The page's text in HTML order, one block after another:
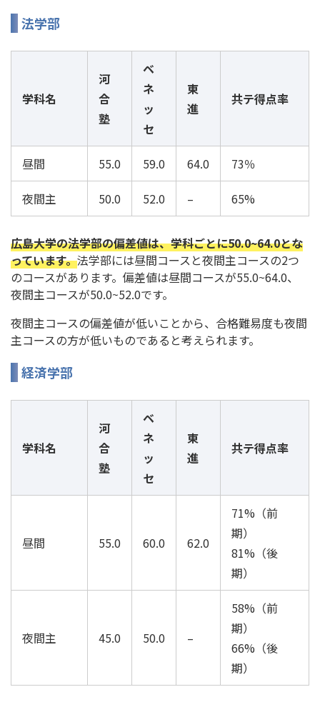
法学部
学科名
河
合
塾
ベ
ネ
ッ
セ
東
進
共テ得点率
昼間 55.0 59.0 64.0 73％
夜間主 50.0 52.0 – 65%
広島大学の法学部の偏差値は、学科ごとに50.0~64.0とな
っています。法学部には昼間コースと夜間主コースの2つ
のコースがあります。偏差値は昼間コースが55.0~64.0、
夜間主コースが50.0~52.0です。
夜間主コースの偏差値が低いことから、合格難易度も夜間
主コースの方が低いものであると考えられます。
経済学部
学科名
河
合
塾
ベ
ネ
ッ
セ
東
進
共テ得点率
昼間 55.0 60.0 62.0
71%（前
期）
81%（後
期）
夜間主 45.0 50.0 –
58%（前
期）
66%（後
期）